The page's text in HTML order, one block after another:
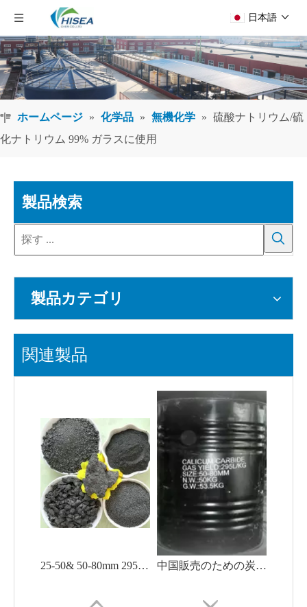
日本語
ホームページ » 化学品 » 無機化学 » 硫酸ナトリウム/硫
化ナトリウム 99% ガラスに使用
製品検索
製品カテゴリ
関連製品
25-50& 50-80mm 295L-315L/Kg 最小炭化カルシウム 50kg/ドラム 中国販売のための炭化カルシウム 50-80 mm